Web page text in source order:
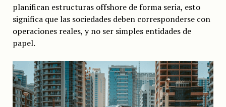
planifican estructuras offshore de forma seria, esto
significa que las sociedades deben corresponderse con
operaciones reales, y no ser simples entidades de
papel.